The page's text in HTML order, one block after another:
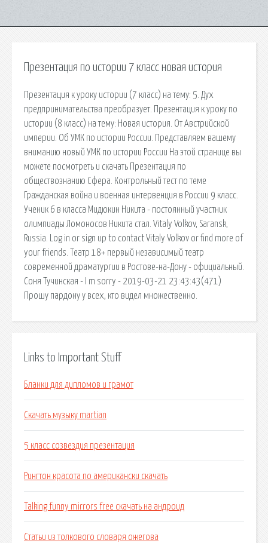
Презентация по истории 7 класс новая история
Презентация к уроку истории (7 класс) на тему: 5. Дух
предпринимательства преобразует. Презентация к уроку по
истории (8 класс) на тему: Новая история. От Австрийской
империи. Об УМК по истории России. Представляем вашему
вниманию новый УМК по истории России На этой странице вы
можете посмотреть и скачать Презентация по
обществознанию Сфера. Контрольный тест по теме
Гражданская война и военная интервенция в России 9 класс.
Ученик 6 в класса Мидюкин Никита - постоянный участник
олимпиады Ломоносов Никита стал. Vitaly Volkov, Saransk,
Russia. Log in or sign up to contact Vitaly Volkov or find more of
your friends. Театр 18+ первый независимый театр
современной драматургии в Ростове-на-Дону - официальный.
Соня Тучинская - I m sorry - 2019-03-21 23:43:43(471)
Прошу пардону у всех, кто видел множественно.
Links to Important Stuff
Бланки для дипломов и грамот
Скачать музыку martian
5 класс созвездия презентация
Рингтон красота по американски скачать
Talking funny mirrors free скачать на андроид
Статьи из толкового словаря ожегова